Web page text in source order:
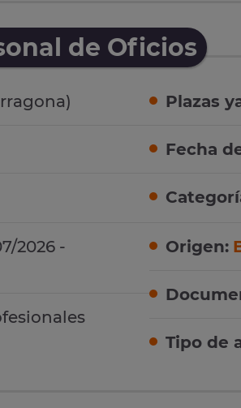
de Oficios
2026 -
Plazas
Fecha
Origen:
Tipo de